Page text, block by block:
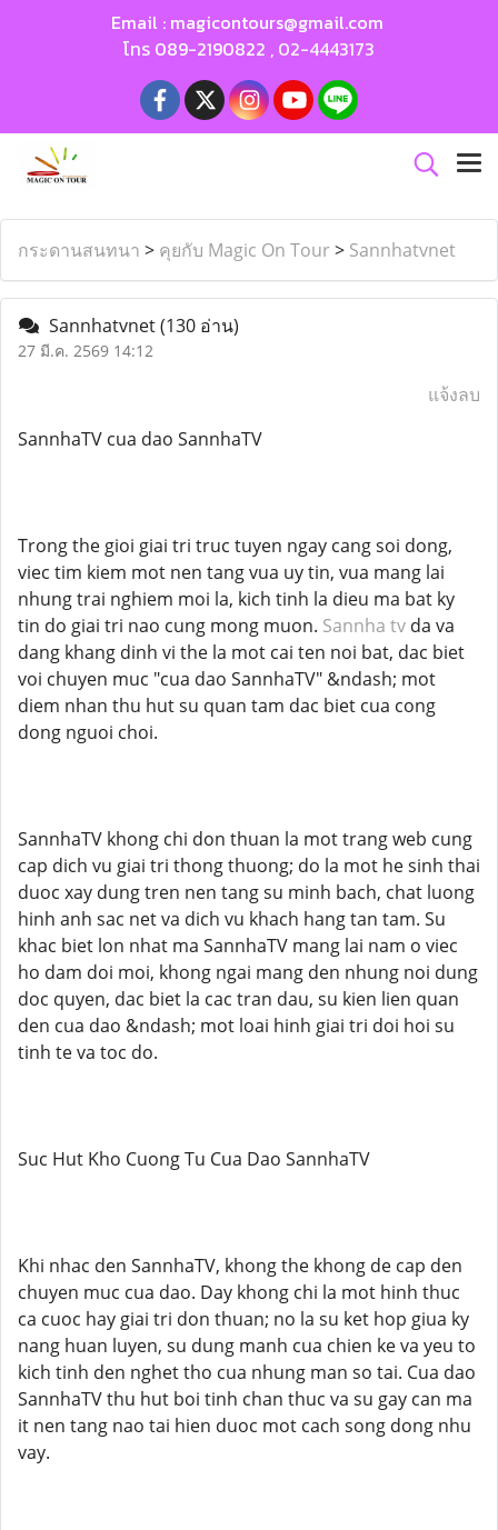
Email : magicontours@gmail.com
โทร 089-2190822 , 02-4443173
กระดานสนทนา > คุยกับ Magic On Tour > Sannhatvnet
Sannhatvnet(130 อ่าน)
27 มี.ค. 2569 14:12
แจ้งลบ
SannhaTV cua dao SannhaTV
Trong the gioi giai tri truc tuyen ngay cang soi dong,
viec tim kiem mot nen tang vua uy tin, vua mang lai
nhung trai nghiem moi la, kich tinh la dieu ma bat ky
tin do giai tri nao cung mong muon. Sannha tv da va
dang khang dinh vi the la mot cai ten noi bat, dac biet
voi chuyen muc "cua dao SannhaTV" &ndash; mot
diem nhan thu hut su quan tam dac biet cua cong
dong nguoi choi.
SannhaTV khong chi don thuan la mot trang web cung
cap dich vu giai tri thong thuong; do la mot he sinh thai
duoc xay dung tren nen tang su minh bach, chat luong
hinh anh sac net va dich vu khach hang tan tam. Su
khac biet lon nhat ma SannhaTV mang lai nam o viec
ho dam doi moi, khong ngai mang den nhung noi dung
doc quyen, dac biet la cac tran dau, su kien lien quan
den cua dao &ndash; mot loai hinh giai tri doi hoi su
tinh te va toc do.
Suc Hut Kho Cuong Tu Cua Dao SannhaTV
Khi nhac den SannhaTV, khong the khong de cap den
chuyen muc cua dao. Day khong chi la mot hinh thuc
ca cuoc hay giai tri don thuan; no la su ket hop giua ky
nang huan luyen, su dung manh cua chien ke va yeu to
kich tinh den nghet tho cua nhung man so tai. Cua dao
SannhaTV thu hut boi tinh chan thuc va su gay can ma
it nen tang nao tai hien duoc mot cach song dong nhu
vay.